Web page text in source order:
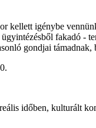
kellett igénybe
fakadó -
gondjai
időben, kulturált